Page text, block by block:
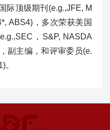
际顶级期刊(e.g.,JFE, M
ABS4)，多次荣获美国
，S&P, NASDA
副主编，和评审委员(e.
。